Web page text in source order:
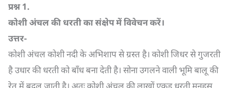
प्रश्न1.
कोशी अंचल की धरती का संक्षेप में विवेचन करें।
उत्तर-
कोशी अंचल कोशी नदी के अभिशाप से ग्रस्त है। कोशी जिधर से गुजरती
है उधार की धरती को बाँध बना देती है। सोना उगलने वाली भूमि बालू की